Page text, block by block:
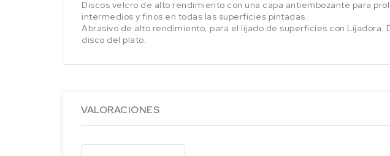
Discos velcro de alto rendimiento con una capa antiembozante para
intermedios y finos en todas las superficies pintadas.
Abrasivo de alto rendimiento, para el lijado de superficies con
disco del plato.
VALORACIONES